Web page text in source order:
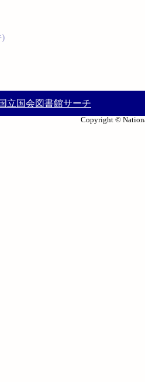
)
立国会図書館サーチ
Copyright ©